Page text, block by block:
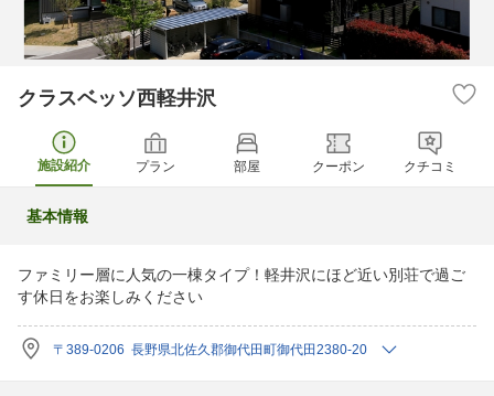
クラスベッソ西軽井沢
施設紹介 プラン 部屋 クーポン クチコミ
基本情報
ファミリー層に人気の一棟タイプ！軽井沢にほど近い別荘で過ご
す休日をお楽しみください
〒389-0206 長野県北佐久郡御代田町御代田2380-20